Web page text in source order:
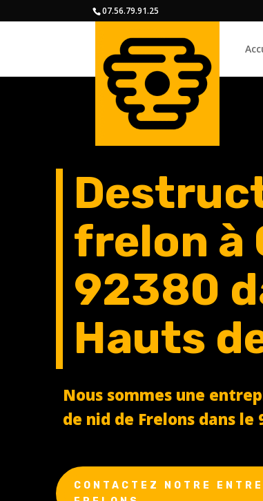
07.56.79.91.25
frelon à
92380
Hauts
Nous sommes une
de nid de Frelons dans le
CONTACTEZ NOTRE